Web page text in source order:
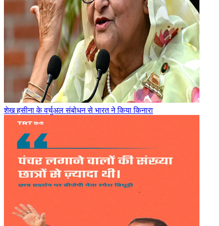
शेख हसीना के वर्चुअल संबोधन से भारत ने किया किनारा